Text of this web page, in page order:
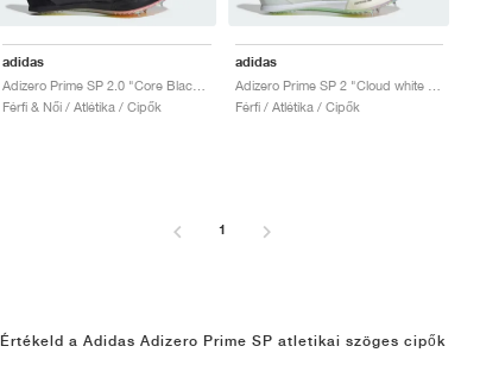
adidas
Adizero Prime SP 2.0 "Core Black & Zero Metalic"
Férfi & Női / Atlétika / Cipők
adidas
Férfi / Atlétika / Cipők
1
Értékeld a Adidas Adizero Prime SP atletikai szöges cipők